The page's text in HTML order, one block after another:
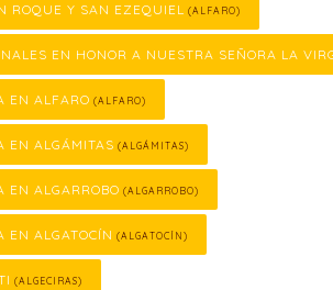
ROQUE Y SAN EZEQUIEL (ALFARO)
EN HONOR A NUESTRA SEÑORA LA
EN ALFARO (ALFARO)
EN ALGÁMITAS (ALGÁMITAS)
EN ALGARROBO (ALGARROBO)
EN ALGATOCÍN (ALGATOCÍN)
(ALGECIRAS)